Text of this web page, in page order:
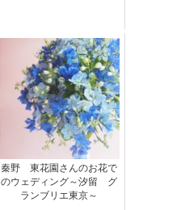
秦野 東花園さんのお花で
のウェディング～汐留 グ
ランブリエ東京～